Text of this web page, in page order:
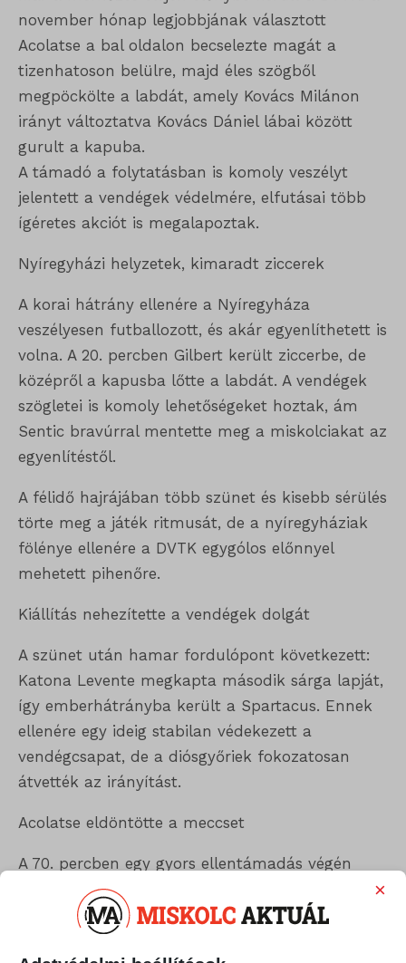
november hónap legjobbjának választott
Acolatse a bal oldalon becselezte magát a
tizenhatoson belülre, majd éles szögből
megpöckölte a labdát, amely Kovács Milánon
irányt változtatva Kovács Dániel lábai között
gurult a kapuba.
A támadó a folytatásban is komoly veszélyt
jelentett a vendégek védelmére, elfutásai több
ígéretes akciót is megalapoztak.
Nyíregyházi helyzetek, kimaradt ziccerek
A korai hátrány ellenére a Nyíregyháza
veszélyesen futballozott, és akár egyenlíthetett is
volna. A 20. percben Gilbert került ziccerbe, de
középről a kapusba lőtte a labdát. A vendégek
szögletei is komoly lehetőségeket hoztak, ám
Sentic bravúrral mentette meg a miskolciakat az
egyenlítéstől.
A félidő hajrájában több szünet és kisebb sérülés
törte meg a játék ritmusát, de a nyíregyháziak
fölénye ellenére a DVTK egygólos előnnyel
mehetett pihenőre.
Kiállítás nehezítette a vendégek dolgát
A szünet után hamar fordulópont következett:
Katona Levente megkapta második sárga lapját,
így emberhátrányba került a Spartacus. Ennek
ellenére egy ideig stabilan védekezett a
vendégcsapat, de a diósgyőriek fokozatosan
átvették az irányítást.
Acolatse eldöntötte a meccset
A 70. percben egy gyors ellentámadás végén
ismét Acolatse került főszerepbe: látványos
mozdulattal, félfordulattal lőtt a kapuba,
megszerezve saját második, csapata pedig a
×